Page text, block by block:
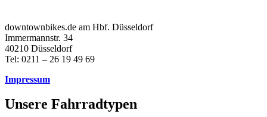
downtownbikes.de am Hbf. Düsseldorf
Immermannstr. 34
40210 Düsseldorf
Tel: 0211 – 26 19 49 69
Impressum
Unsere Fahrradtypen